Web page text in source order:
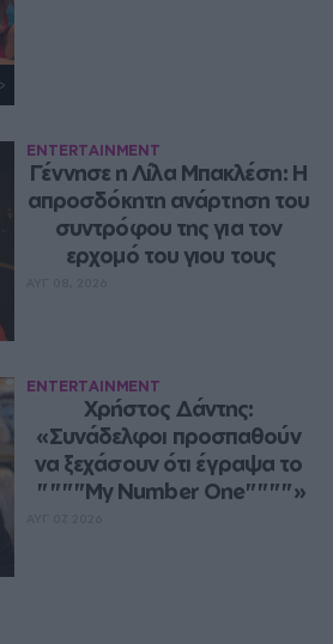
ENTERTAINMENT
Γέννησε η Λίλα Μπακλέση: Η
απροσδόκητη ανάρτηση του
συντρόφου της για τον
ερχομό του γιου τους
ENTERTAINMENT
Χρήστος Δάντης:
«Συνάδελφοι προσπαθούν
να ξεχάσουν ότι έγραψα το
""""My Number One""""»